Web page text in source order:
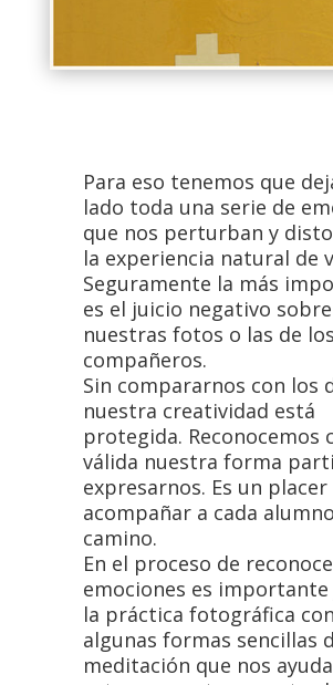
Para eso tenemos que
lado toda una serie de
que nos perturban y
la experiencia natural de
Seguramente la más
es el juicio negativo sobre
nuestras fotos o las de los
compañeros.
Sin compararnos con los
nuestra creatividad está
protegida. Reconocemos
válida nuestra forma
expresarnos. Es un placer
acompañar a cada
camino.
En el proceso de
emociones es
la práctica fotográfica con
algunas formas sencillas
meditación que nos